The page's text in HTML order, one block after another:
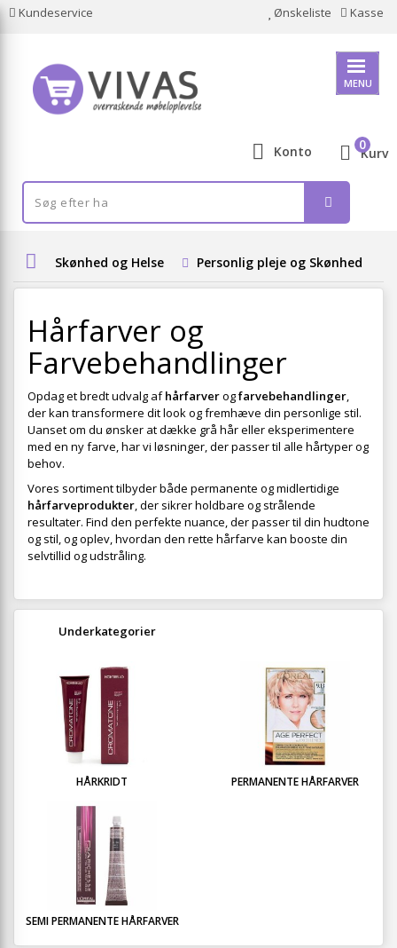
Kundeservice Ønskeliste Kasse
MENU
Konto Kurv
0
Skønhed og Helse Personlig pleje og Skønhed
Hårfarver og
Farvebehandlinger
Opdag et bredt udvalg afhårfarverogfarvebehandlinger,
der kan transformere dit look og fremhæve din personlige stil.
Uanset om du ønsker at dække grå hår eller eksperimentere
med en ny farve, har vi løsninger, der passer til alle hårtyper og
behov.
Vores sortiment tilbyder både permanente og midlertidige
hårfarveprodukter, der sikrer holdbare og strålende
resultater. Find den perfekte nuance, der passer til din hudtone
og stil, og oplev, hvordan den rette hårfarve kan booste din
selvtillid og udstråling.
Underkategorier
HÅRKRIDT PERMANENTE HÅRFARVER
SEMI PERMANENTE HÅRFARVER